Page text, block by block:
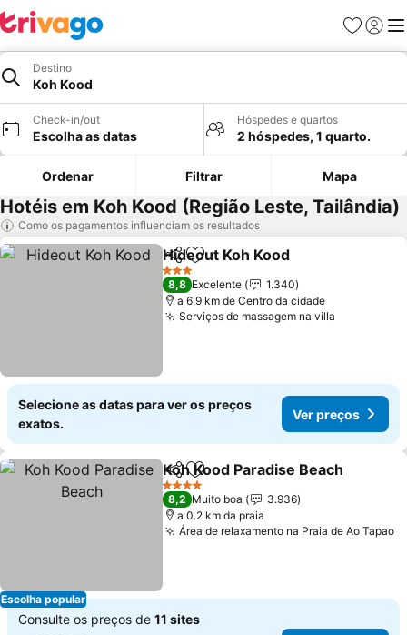
Favoritos
Iniciar
Destino
Koh Kood
Check-in/out
Escolha as datas
Hóspedes e quartos
2 hóspedes, 1 quarto.
Ordenar Filtrar Mapa
Hotéis em Koh Kood (Região Leste, Tailândia)
Como os pagamentos influenciam os resultados
PartilharAdicionar aos favoritos
Hideout Koh Kood
3 Estrelas
8,8 Excelente
1.340
a 6.9 km de Centro da cidade
Serviços de massagem na villa
Selecione as datas para ver os preços
exatos.
Ver preços
Escolha popular
PartilharAdicionar aos favoritos
Koh Kood Paradise Beach
4 Estrelas
8,2 Muito boa
3.936
a 0.2 km da praia
Área de relaxamento na Praia de Ao Tapao
Consulte os preços de 11 sites